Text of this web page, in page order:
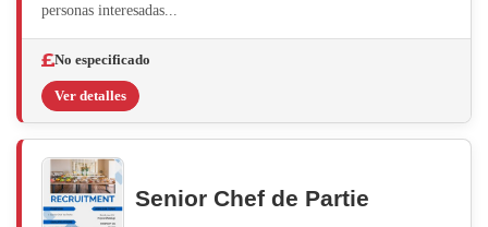
personas interesadas...
No especificado
Ver detalles
Senior Chef de Partie